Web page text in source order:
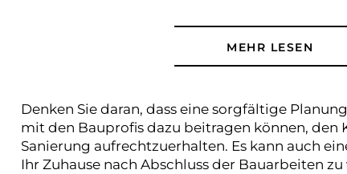
MEHR LESEN
Denken Sie daran, dass eine sorgfältige
mit den Bauprofis dazu beitragen können, den
Sanierung aufrechtzuerhalten. Es kann auch
Ihr Zuhause nach Abschluss der Bauarbeiten